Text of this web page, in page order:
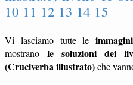
10 11 12 13 14 15
Vi lasciamo tutte le immagini
mostrano le soluzioni dei
(Cruciverba illustrato)che